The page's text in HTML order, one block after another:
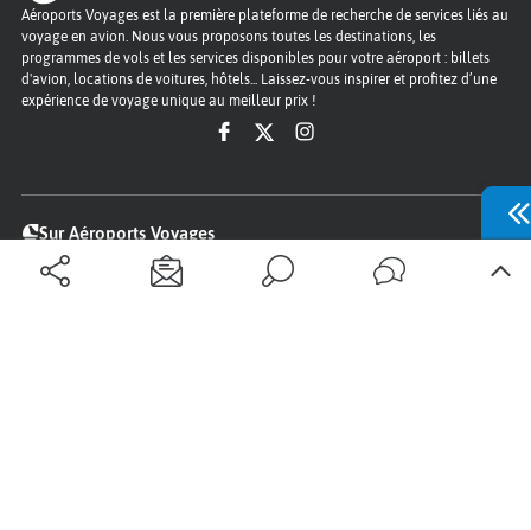
Aéroports Voyages est la première plateforme de recherche de services liés au
voyage en avion. Nous vous proposons toutes les destinations, les
programmes de vols et les services disponibles pour votre aéroport : billets
d'avion, locations de voitures, hôtels... Laissez-vous inspirer et profitez d’une
expérience de voyage unique au meilleur prix !
Sur Aéroports Voyages